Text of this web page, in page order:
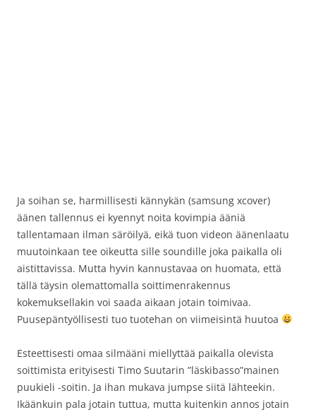
Ja soihan se, harmillisesti kännykän (samsung xcover)
äänen tallennus ei kyennyt noita kovimpia ääniä
tallentamaan ilman säröilyä, eikä tuon videon äänenlaatu
muutoinkaan tee oikeutta sille soundille joka paikalla oli
aistittavissa. Mutta hyvin kannustavaa on huomata, että
tällä täysin olemattomalla soittimenrakennus
kokemuksellakin voi saada aikaan jotain toimivaa.
Puusepäntyöllisesti tuo tuotehan on viimeisintä huutoa
Esteettisesti omaa silmääni miellyttää paikalla olevista
soittimista erityisesti Timo Suutarin ”läskibasso”mainen
puukieli -soitin. Ja ihan mukava jumpse siitä lähteekin.
Ikäänkuin pala jotain tuttua, mutta kuitenkin annos jotain